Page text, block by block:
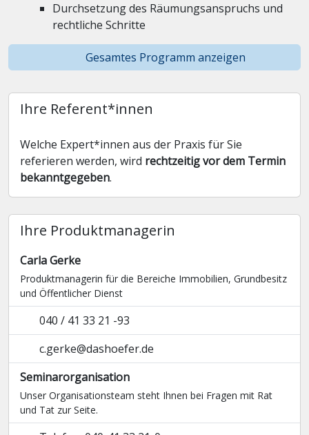
Durchsetzung des Räumungsanspruchs und
rechtliche Schritte
Gesamtes Programm anzeigen
Ihre Referent*innen
Welche Expert*innen aus der Praxis für Sie
referieren werden, wird rechtzeitig vor dem Termin
bekanntgegeben.
Ihre Produktmanagerin
Carla Gerke
Produktmanagerin für die Bereiche Immobilien, Grundbesitz
und Öffentlicher Dienst
040 / 41 33 21 -93
c.gerke@dashoefer.de
Seminarorganisation
Unser Organisationsteam steht Ihnen bei Fragen mit Rat
und Tat zur Seite.